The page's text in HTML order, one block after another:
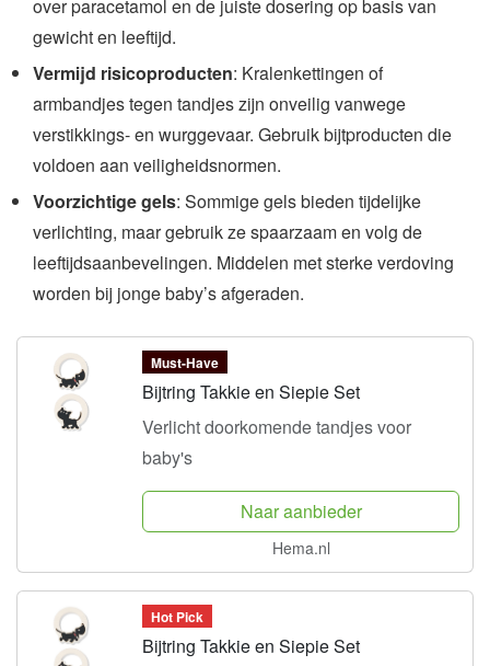
over paracetamol en de juiste dosering op basis van
gewicht en leeftijd.
Vermijd risicoproducten: Kralenkettingen of
armbandjes tegen tandjes zijn onveilig vanwege
verstikkings- en wurggevaar. Gebruik bijtproducten die
voldoen aan veiligheidsnormen.
Voorzichtige gels: Sommige gels bieden tijdelijke
verlichting, maar gebruik ze spaarzaam en volg de
leeftijdsaanbevelingen. Middelen met sterke verdoving
worden bij jonge baby’s afgeraden.
Must-Have
Bijtring Takkie en Siepie Set
Verlicht doorkomende tandjes voor
baby's
Naar aanbieder
Hema.nl
Hot Pick
Bijtring Takkie en Siepie Set